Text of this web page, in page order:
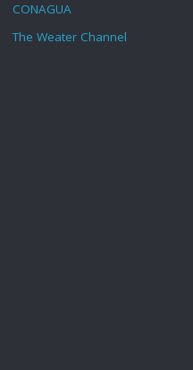
CONAGUA
The Weater Channel